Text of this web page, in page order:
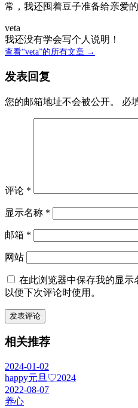
常，我还囤着豆子准备给亲爱
veta
我还没有学会写个人说明！
查看“veta”的所有文章 →
发表回复
您的邮箱地址不会被公开。 必
评论 *
显示名称 *
邮箱 *
网站
在此浏览器中保存我的显示
以便下次评论时使用。
相关推荐
2024-01-02
happy元旦♡2024
2022-08-07
养心